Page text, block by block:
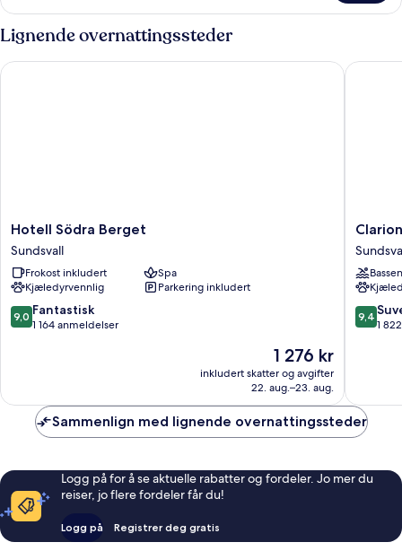
–
standard
Lignende overnattingssteder
Hotell
Södra
Berget
Sundsvall
Hotell Södra Berget
Sundsvall
Frokost inkludert
Spa
Kjæledyrvennlig
Parkering inkludert
9.0
av
9,0 Fantastisk
1 164 anmeldelser
Prisen
1 276 kr
1 276 kr
inkludert skatter og avgifter
22. aug.–23. aug.
Hotell Södra Berget
Clarion
Hotel
9.4
av
9,4
1
Clarion
Sammenlign med lignende overnattingssteder
Logg på for å se aktuelle rabatter og fordeler. Jo mer du
reiser, jo flere fordeler får du!
Logg på Registrer deg gratis